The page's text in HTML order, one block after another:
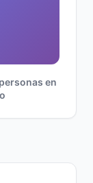
en